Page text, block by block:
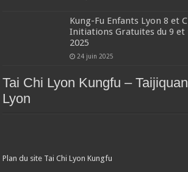
Kung-Fu Enfants Lyon 8 et
Initiations Gratuites du 9 et
2025
24 juin 2025
Tai Chi Lyon Kungfu –
Lyon
Plan du site Tai Chi Lyon Kungfu